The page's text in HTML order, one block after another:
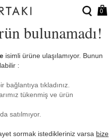
0
bulunamadı!
isimli ürüne ulaşılamıyor. Bunun
:
bağlantıya tıkladınız.
tükenmiş ve ürün
satılmıyor.
sormak istedikleriniz varsa bize